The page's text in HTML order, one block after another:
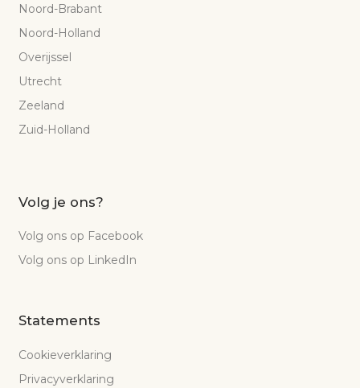
Noord-Brabant
Noord-Holland
Overijssel
Utrecht
Zeeland
Zuid-Holland
Volg je ons?
Volg ons op Facebook
Volg ons op LinkedIn
Statements
Cookieverklaring
Privacyverklaring